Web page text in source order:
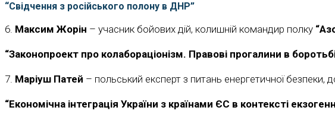
“Свідчення з російського полону в ДНР”
6. Максим Жорін – учасник бойових дій, колишній командир полку
“Законопроект про колабораціонізм. Правові прогалини в
7. Маріуш Патей – польський експерт з питань енергетичної безпеки,
“Економічна інтеграція України з країнами ЄС в контексті